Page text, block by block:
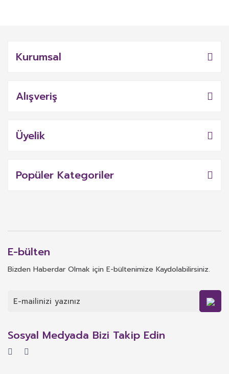
Kurumsal
Alışveriş
Üyelik
Popüler Kategoriler
E-bülten
Bizden Haberdar Olmak için E-bültenimize Kaydolabilirsiniz.
Sosyal Medyada Bizi Takip Edin